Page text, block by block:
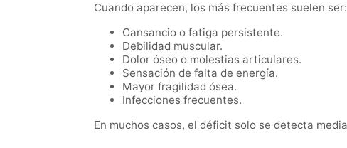
Cuando aparecen, los más frecuentes suelen ser:
Cansancio o fatiga persistente.
Debilidad muscular.
Dolor óseo o molestias articulares.
Sensación de falta de energía.
Mayor fragilidad ósea.
Infecciones frecuentes.
En muchos casos, el déficit solo se detecta